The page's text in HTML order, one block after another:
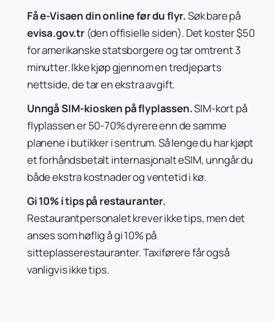
Få e-Visaen din online før du flyr.Søk bare på
evisa.gov.tr(den offisielle siden). Det koster $50
for amerikanske statsborgere og tar omtrent 3
minutter. Ikke kjøp gjennom en tredjeparts
nettside, de tar en ekstra avgift.
Unngå SIM-kiosken på flyplassen.SIM-kort på
flyplassen er 50-70% dyrere enn de samme
planene i butikker i sentrum. Så lenge du har kjøpt
et forhåndsbetalt internasjonalt eSIM, unngår du
både ekstra kostnader og ventetid i kø.
Gi 10% i tips på restauranter.
Restaurantpersonalet krever ikke tips, men det
anses som høflig å gi 10% på
sitteplasserestauranter. Taxiførere får også
vanligvis ikke tips.